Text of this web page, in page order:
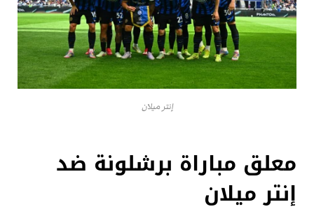
إنتر ميلان
معلق مباراة برشلونة ضد
إنتر ميلان